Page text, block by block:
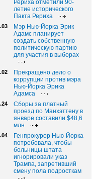
Рериха отметили 90-
летие исторического
Пакта Рериха
Мэр Нью-Йорка Эрик
Адамс планирует
создать собственную
политическую партию
для участия в выборах
Прекращено дело о
коррупции против мэра
Нью-Йорка Эрика
Адамса
Сборы за платный
проезд по Манхэттену в
январе составили $48,6
млн
Генпрокурор Нью-Йорка
потребовала, чтобы
больницы штата
игнорировали указ
Трампа, запретивший
смену пола подросткам